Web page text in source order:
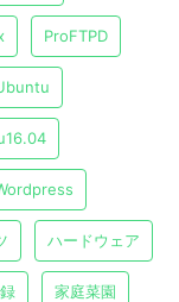
ProFTPD
ハードウェア
家庭菜園